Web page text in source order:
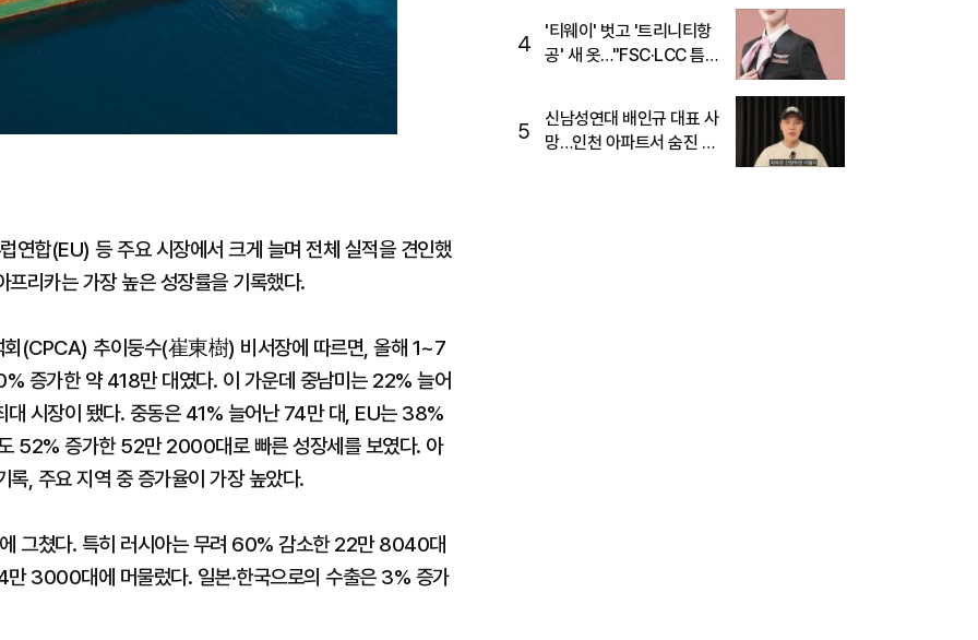
연합(EU) 등 주요 시장에서 크게 늘며 전체 실적을 견인했
리카는 가장 높은 성장률을 기록했다.
회(CPCA) 추이둥수(崔東樹) 비서장에 따르면, 올해 1~7
증가한 약 418만 대였다. 이 가운데 중남미는 22% 늘어
시장이 됐다. 중동은 41% 늘어난 74만 대, EU는 38%
52% 증가한 52만 2000대로 빠른 성장세를 보였다. 아
, 주요 지역 중 증가율이 가장 높았다.
그쳤다. 특히 러시아는 무려 60% 감소한 22만 8040대
3000대에 머물렀다. 일본·한국으로의 수출은 3% 증가
4
'티웨이' 벗고 '트리니티항
공' 새 옷…"FSC·LCC 틈
5
신남성연대 배인규 대표 사
망…인천 아파트서 숨진 채